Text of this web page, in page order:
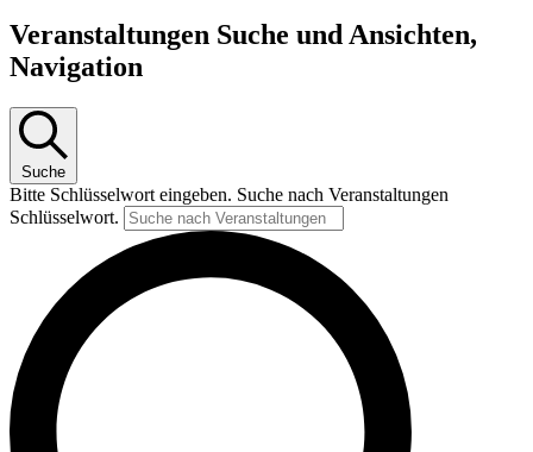
Veranstaltungen Suche und Ansichten,
Navigation
Suche
Bitte Schlüsselwort eingeben. Suche nach Veranstaltungen
Schlüsselwort.